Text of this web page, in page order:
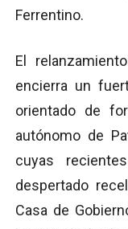
Ferrentino.
El
encierra un
orientado de
autónomo de
cuyas
despertado
Casa de